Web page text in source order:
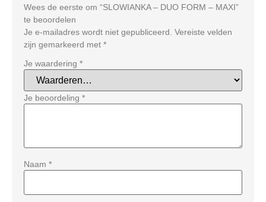
Wees de eerste om “SLOWIANKA – DUO FORM – MAXI”
te beoordelen
Je e-mailadres wordt niet gepubliceerd. Vereiste velden
zijn gemarkeerd met *
Je waardering *
Je beoordeling *
Naam *